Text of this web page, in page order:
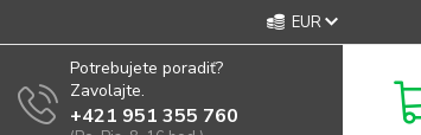
EUR
Potrebujete poradiť?
Zavolajte.
+421 951 355 760